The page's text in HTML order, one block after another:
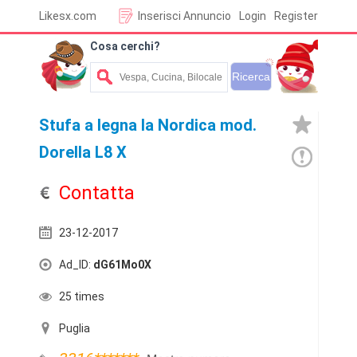
Likesx.com Login Register
Inserisci Annuncio
Cosa cerchi?
Stufa a legna la Nordica mod.
Dorella L8 X
Contatta
23-12-2017
Ad_ID: dG61Mo0X
25 times
Puglia